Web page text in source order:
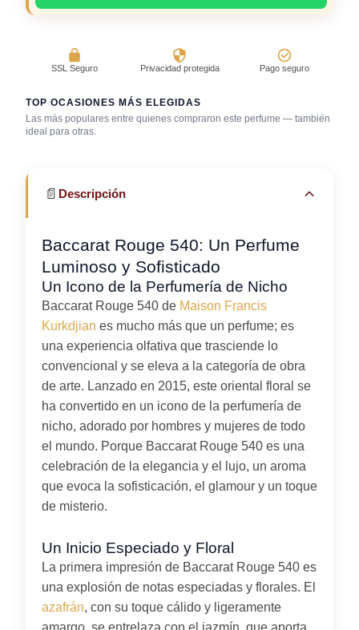
SSL Seguro Privacidad protegida Pago seguro
TOP OCASIONES MÁS ELEGIDAS
Las más populares entre quienes compraron este perfume — también
ideal para otras.
Aniversario
📄 Descripción
Baccarat Rouge 540: Un Perfume
Luminoso y Sofisticado
Un Icono de la Perfumería de Nicho
Baccarat Rouge 540 de Maison Francis
Kurkdjian es mucho más que un perfume; es
una experiencia olfativa que trasciende lo
convencional y se eleva a la categoría de obra
de arte. Lanzado en 2015, este oriental floral se
ha convertido en un icono de la perfumería de
nicho, adorado por hombres y mujeres de todo
el mundo. Porque Baccarat Rouge 540 es una
celebración de la elegancia y el lujo, un aroma
que evoca la sofisticación, el glamour y un toque
de misterio.
Un Inicio Especiado y Floral
La primera impresión de Baccarat Rouge 540 es
una explosión de notas especiadas y florales. El
azafrán, con su toque cálido y ligeramente
amargo, se entrelaza con el jazmín, que aporta